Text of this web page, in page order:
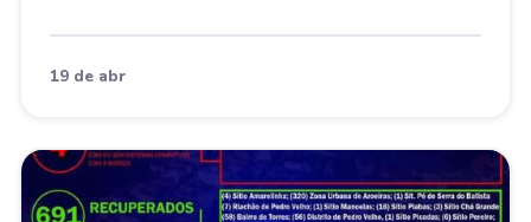
19 de abr